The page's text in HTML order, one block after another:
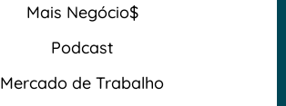
Mais Negócio$
Podcast
Mercado de Trabalho